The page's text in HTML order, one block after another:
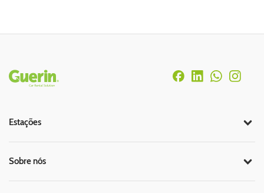
Rodapé
Estações
Sobre nós